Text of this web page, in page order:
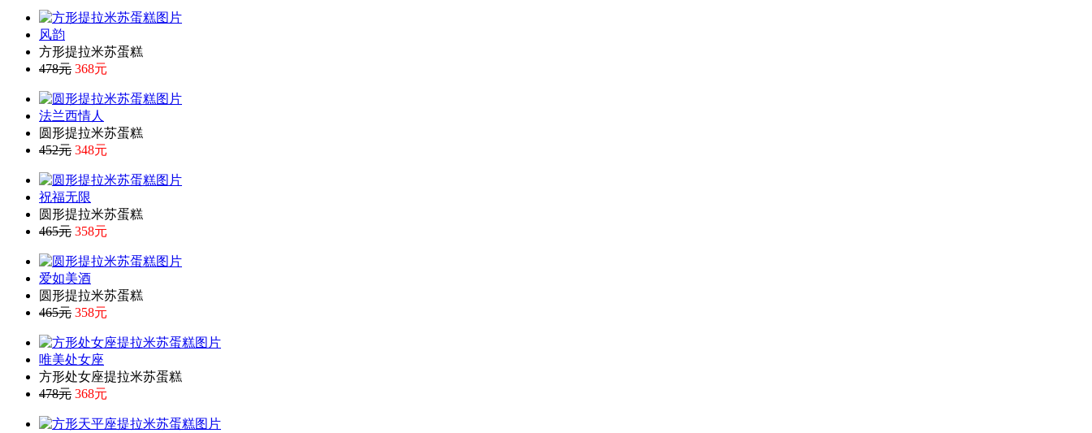
风韵
方形提拉米苏蛋糕
478元 368元
法兰西情人
圆形提拉米苏蛋糕
452元 348元
祝福无限
圆形提拉米苏蛋糕
465元 358元
爱如美酒
圆形提拉米苏蛋糕
465元 358元
唯美处女座
方形处女座提拉米苏蛋糕
478元 368元